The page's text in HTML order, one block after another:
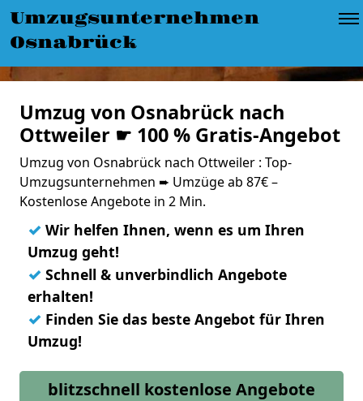
Umzugsunternehmen
Osnabrück
Umzug von Osnabrück nach
Ottweiler ☛ 100 % Gratis-Angebot
Umzug von Osnabrück nach Ottweiler : Top-
Umzugsunternehmen ➨ Umzüge ab 87€ –
Kostenlose Angebote in 2 Min.
✓ Wir helfen Ihnen, wenn es um Ihren
Umzug geht!
✓ Schnell & unverbindlich Angebote
erhalten!
✓ Finden Sie das beste Angebot für Ihren
Umzug!
blitzschnell kostenlose Angebote